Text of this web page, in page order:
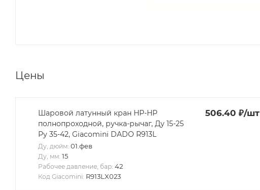
Цены
Шаровой латунный кран НР-НР
полнопроходной, ручка-рычаг, Ду 15-25
Ру 35-42, Giacomini DADO R913L
Ду, дюйм: 01.фев
Ду, мм: 15
Рабочее давление, бар: 42
Код Giacomini: R913LX023
506.40 ₽/шт